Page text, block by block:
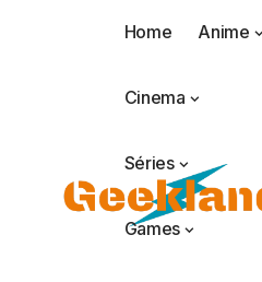
Home Anime
Cinema
Séries
Games